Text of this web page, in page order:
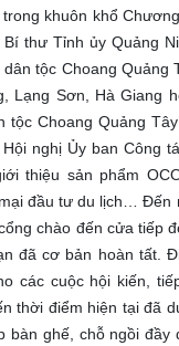
khuôn khổ
thư Tỉnh ủy Quảng
dân tộc Choang Quảng
Lạng Sơn, Hà Giang
tộc Choang Quảng
nghị Ủy ban Công
thiệu sản phẩm
đầu tư du lịch… Đến
chào đến cửa tiếp
đã cơ bản hoàn tất.
các cuộc hội kiến,
thời điểm hiện tại đã
bàn ghế, chỗ ngồi đầy